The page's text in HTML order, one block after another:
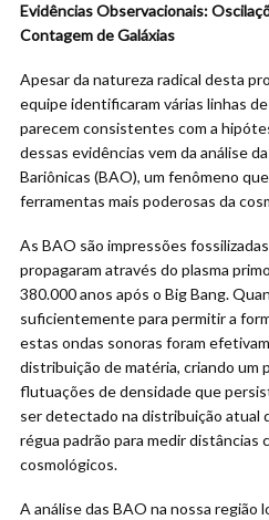
Evidências Observacionais:
Contagem de Galáxias
Apesar da natureza radical desta
equipe identificaram várias linhas
parecem consistentes com a
dessas evidências vem da análise
Bariônicas (BAO), um fenômeno
ferramentas mais poderosas da
As BAO são impressões
propagaram através do plasma
380.000 anos após o Big Bang.
suficientemente para permitir a
estas ondas sonoras foram
distribuição de matéria, criando um
flutuações de densidade que
ser detectado na distribuição atual
régua padrão para medir distâncias
cosmológicos.
A análise das BAO na nossa região